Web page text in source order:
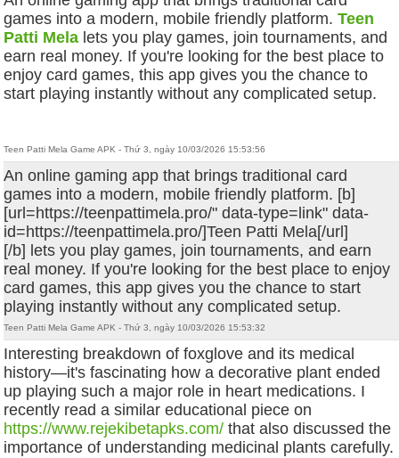
games into a modern, mobile friendly platform.Teen
Patti Mela lets you play games, join tournaments, and
earn real money. If you're looking for the best place to
enjoy card games, this app gives you the chance to
start playing instantly without any complicated setup.
Teen Patti Mela Game APK - Thứ 3, ngày 10/03/2026 15:53:56
An online gaming app that brings traditional card
games into a modern, mobile friendly platform. [b]
[url=https://teenpattimela.pro/" data-type=link" data-
id=https://teenpattimela.pro/]Teen Patti Mela[/url]
[/b] lets you play games, join tournaments, and earn
real money. If you're looking for the best place to enjoy
card games, this app gives you the chance to start
playing instantly without any complicated setup.
Teen Patti Mela Game APK - Thứ 3, ngày 10/03/2026 15:53:32
Interesting breakdown of foxglove and its medical
history—it's fascinating how a decorative plant ended
up playing such a major role in heart medications. I
recently read a similar educational piece on
https://www.rejekibetapks.com/ that also discussed the
importance of understanding medicinal plants carefully.